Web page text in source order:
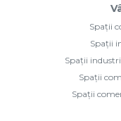
Spații
Spații
Spații
Spații
Spații